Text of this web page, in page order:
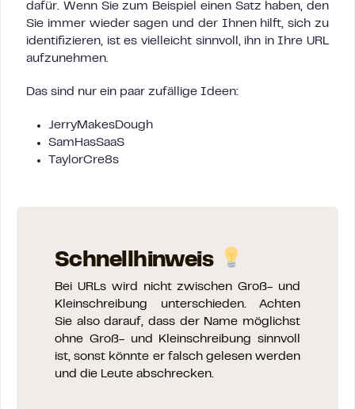
dafür. Wenn Sie zum Beispiel einen Satz haben, den
Sie immer wieder sagen und der Ihnen hilft, sich zu
identifizieren, ist es vielleicht sinnvoll, ihn in Ihre URL
aufzunehmen.
Das sind nur ein paar zufällige Ideen:
JerryMakesDough
SamHasSaaS
TaylorCre8s
Schnellhinweis
Bei URLs wird nicht zwischen Groß- und
Kleinschreibung unterschieden. Achten
Sie also darauf, dass der Name möglichst
ohne Groß- und Kleinschreibung sinnvoll
ist, sonst könnte er falsch gelesen werden
und die Leute abschrecken.